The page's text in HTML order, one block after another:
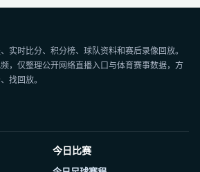
实时比分、积分榜、球队资料和赛后录像回放。
，仅整理公开网络直播入口与体育赛事数据，方
找回放。
今日比赛